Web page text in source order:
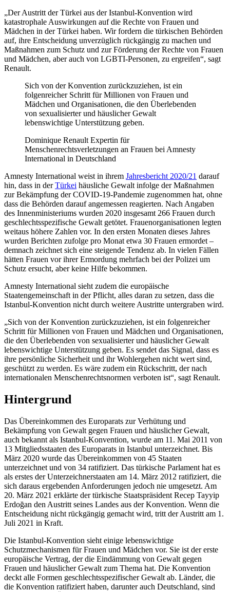
„Der Austritt der Türkei aus der Istanbul-Konvention wird
katastrophale Auswirkungen auf die Rechte von Frauen und
Mädchen in der Türkei haben. Wir fordern die türkischen Behörden
auf, ihre Entscheidung unverzüglich rückgängig zu machen und
Maßnahmen zum Schutz und zur Förderung der Rechte von Frauen
und Mädchen, aber auch von LGBTI-Personen, zu ergreifen“, sagt
Renault.
Sich von der Konvention zurückzuziehen, ist ein
folgenreicher Schritt für Millionen von Frauen und
Mädchen und Organisationen, die den Überlebenden
von sexualisierter und häuslicher Gewalt
lebenswichtige Unterstützung geben.
Dominique Renault Expertin für
Menschenrechtsverletzungen an Frauen bei Amnesty
International in Deutschland
Amnesty International weist in ihrem Jahresbericht 2020/21 darauf
hin, dass in derTürkei häusliche Gewalt infolge der Maßnahmen
zur Bekämpfung der COVID-19-Pandemie zugenommen hat, ohne
dass die Behörden darauf angemessen reagierten. Nach Angaben
des Innenministeriums wurden 2020 insgesamt 266 Frauen durch
geschlechtsspezifische Gewalt getötet. Frauenorganisationen legten
weitaus höhere Zahlen vor. In den ersten Monaten dieses Jahres
wurden Berichten zufolge pro Monat etwa 30 Frauen ermordet –
demnach zeichnet sich eine steigende Tendenz ab. In vielen Fällen
hätten Frauen vor ihrer Ermordung mehrfach bei der Polizei um
Schutz ersucht, aber keine Hilfe bekommen.
Amnesty International sieht zudem die europäische
Staatengemeinschaft in der Pflicht, alles daran zu setzen, dass die
Istanbul-Konvention nicht durch weitere Austritte untergraben wird.
„Sich von der Konvention zurückzuziehen, ist ein folgenreicher
Schritt für Millionen von Frauen und Mädchen und Organisationen,
die den Überlebenden von sexualisierter und häuslicher Gewalt
lebenswichtige Unterstützung geben. Es sendet das Signal, dass es
ihre persönliche Sicherheit und ihr Wohlergehen nicht wert sind,
geschützt zu werden. Es wäre zudem ein Rückschritt, der nach
internationalen Menschenrechtsnormen verboten ist“, sagt Renault.
Hintergrund
Das Übereinkommen des Europarats zur Verhütung und
Bekämpfung von Gewalt gegen Frauen und häuslicher Gewalt,
auch bekannt als Istanbul-Konvention, wurde am 11. Mai 2011 von
13 Mitgliedsstaaten des Europarats in Istanbul unterzeichnet. Bis
März 2020 wurde das Übereinkommen von 45 Staaten
unterzeichnet und von 34 ratifiziert. Das türkische Parlament hat es
als erstes der Unterzeichnerstaaten am 14. März 2012 ratifiziert, die
sich daraus ergebenden Anforderungen jedoch nie umgesetzt. Am
20. März 2021 erklärte der türkische Staatspräsident Recep Tayyip
Erdoğan den Austritt seines Landes aus der Konvention. Wenn die
Entscheidung nicht rückgängig gemacht wird, tritt der Austritt am 1.
Juli 2021 in Kraft.
Die Istanbul-Konvention sieht einige lebenswichtige
Schutzmechanismen für Frauen und Mädchen vor. Sie ist der erste
europäische Vertrag, der die Eindämmung von Gewalt gegen
Frauen und häuslicher Gewalt zum Thema hat. Die Konvention
deckt alle Formen geschlechtsspezifischer Gewalt ab. Länder, die
die Konvention ratifiziert haben, darunter auch Deutschland, sind